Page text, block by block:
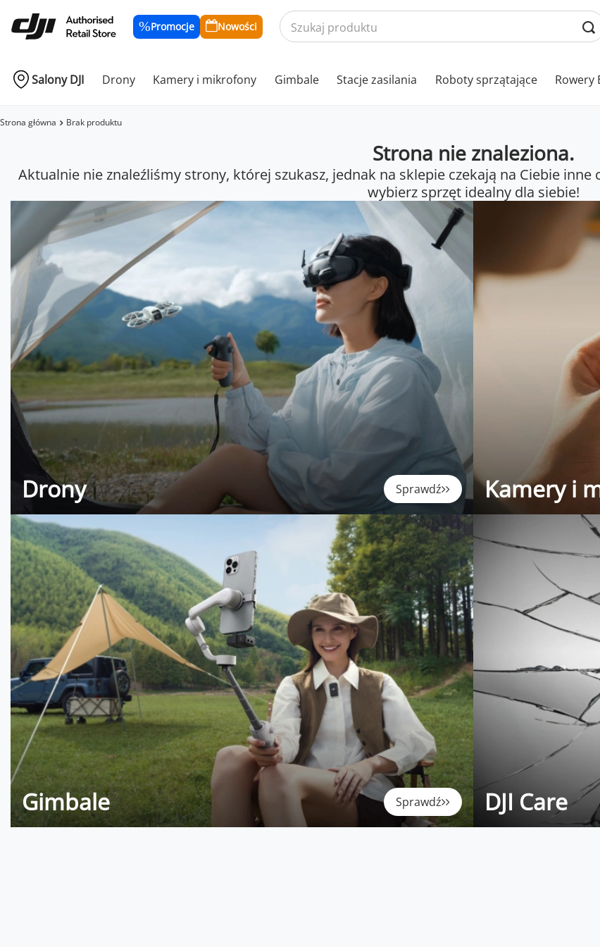
Promocje Nowości
Salony DJI Drony Kamery i mikrofony Gimbale Stacje zasilania Roboty sprzątające Rowery
Strona główna Brak produktu
Strona nie znaleziona.
Aktualnie nie znaleźliśmy strony, której szukasz, jednak na sklepie czekają na Ciebie
wybierz sprzęt idealny dla siebie!
Drony Sprawdź Kamery i
Gimbale Sprawdź DJI Care